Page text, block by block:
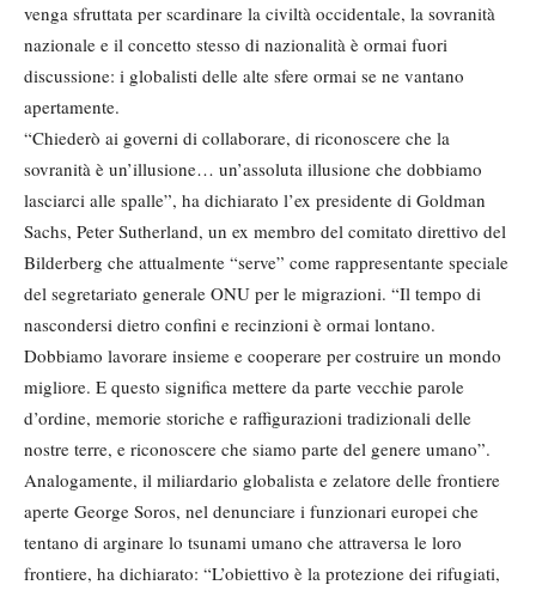
venga sfruttata per scardinare la civiltà occidentale, la sovranità
nazionale e il concetto stesso di nazionalità è ormai fuori
discussione: i globalisti delle alte sfere ormai se ne vantano
apertamente.
“Chiederò ai governi di collaborare, di riconoscere che la
sovranità è un’illusione… un’assoluta illusione che dobbiamo
lasciarci alle spalle”, ha dichiarato l’ex presidente di Goldman
Sachs, Peter Sutherland, un ex membro del comitato direttivo del
Bilderberg che attualmente “serve” come rappresentante speciale
del segretariato generale ONU per le migrazioni. “Il tempo di
nascondersi dietro confini e recinzioni è ormai lontano.
Dobbiamo lavorare insieme e cooperare per costruire un mondo
migliore. E questo significa mettere da parte vecchie parole
d’ordine, memorie storiche e raffigurazioni tradizionali delle
nostre terre, e riconoscere che siamo parte del genere umano”.
Analogamente, il miliardario globalista e zelatore delle frontiere
aperte George Soros, nel denunciare i funzionari europei che
tentano di arginare lo tsunami umano che attraversa le loro
frontiere, ha dichiarato: “L’obiettivo è la protezione dei rifugiati,